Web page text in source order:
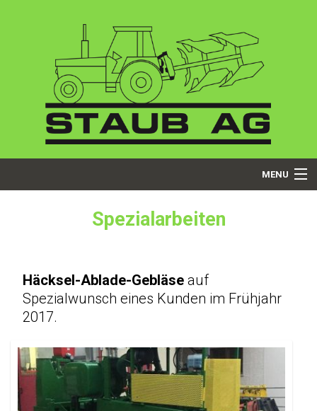
MENU
Dienstleistungen
Produkte
Occasionen
Galerie
Spezialarbeiten
Häcksel-Ablade-Gebläse auf
Spezialwunsch eines Kunden im Frühjahr
2017.